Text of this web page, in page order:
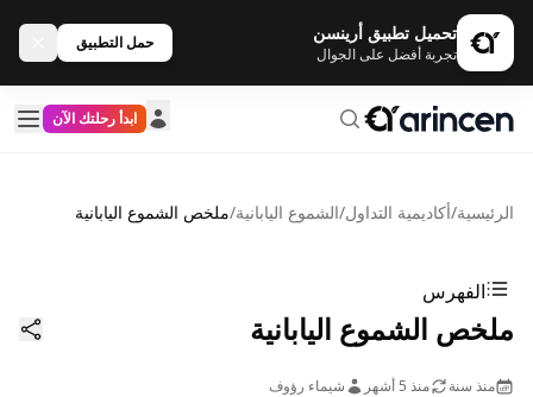
تحميل تطبيق أرينسن
تجربة أفضل على الجوال
حمل التطبيق
ابدأ رحلتك الآن
الرئيسية/أكاديمية التداول/الشموع اليابانية/ملخص الشموع اليابانية
الفهرس
ملخص الشموع اليابانية
منذ سنة منذ 5 أشهر شيماء رؤوف